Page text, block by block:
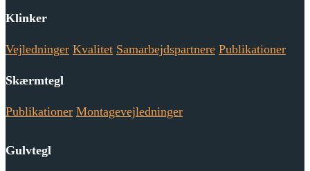
Klinker
Vejledninger Kvalitet Samarbejdspartnere Publikationer
Skærmtegl
Publikationer Montagevejledninger
Gulvtegl